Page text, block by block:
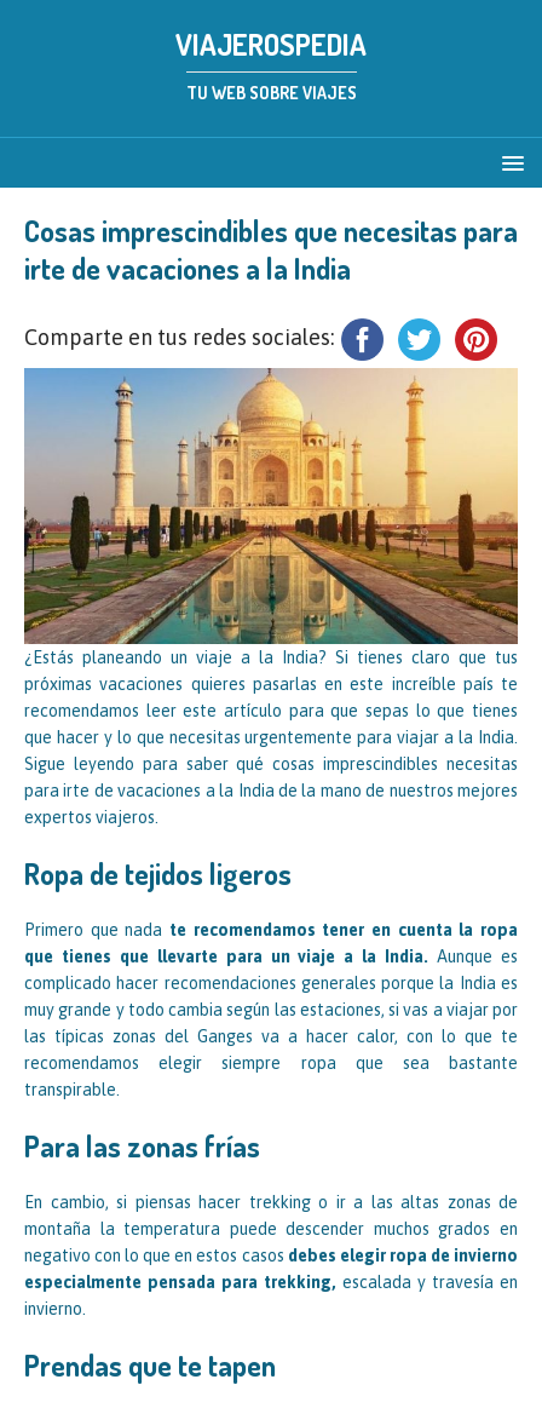
VIAJEROSPEDIA
TU WEB SOBRE VIAJES
Cosas imprescindibles que necesitas para
irte de vacaciones a la India
Comparte en tus redes sociales:
¿Estás planeando un viaje a la India? Si tienes claro que tus
próximas vacaciones quieres pasarlas en este increíble país te
recomendamos leer este artículo para que sepas lo que tienes
que hacer y lo que necesitas urgentemente para viajar a la India.
Sigue leyendo para saber qué cosas imprescindibles necesitas
para irte de vacaciones a la India de la mano de nuestros mejores
expertos viajeros.
Ropa de tejidos ligeros
Primero que nada te recomendamos tener en cuenta la ropa
que tienes que llevarte para un viaje a la India. Aunque es
complicado hacer recomendaciones generales porque la India es
muy grande y todo cambia según las estaciones, si vas a viajar por
las típicas zonas del Ganges va a hacer calor, con lo que te
recomendamos elegir siempre ropa que sea bastante
transpirable.
Para las zonas frías
En cambio, si piensas hacer trekking o ir a las altas zonas de
montaña la temperatura puede descender muchos grados en
negativo con lo que en estos casos debes elegir ropa de invierno
especialmente pensada para trekking, escalada y travesía en
invierno.
Prendas que te tapen